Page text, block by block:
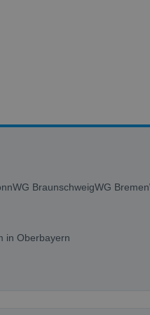
WG BraunschweigWG Bremen
in Oberbayern